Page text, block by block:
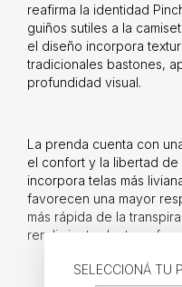
SELECCIONÁ TU
reafirma la identidad
guiños sutiles a la
el diseño incorpora
tradicionales bastones,
profundidad visual.
La prenda cuenta con
el confort y la libertad
incorpora telas más
favorecen una mayor
más rápida de la
rendimiento dentro y